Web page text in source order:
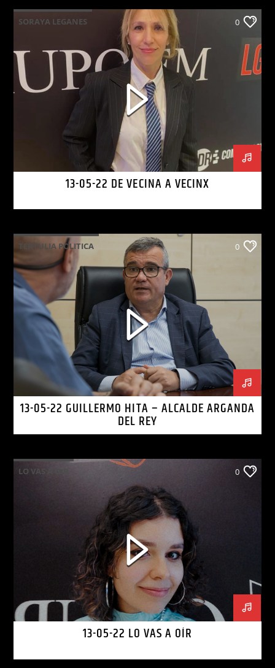
SORAYA LEGANES 0
13-05-22 DE VECINA A VECINX
TERTULIA POLITICA 0
13-05-22 GUILLERMO HITA – ALCALDE ARGANDA
DEL REY
LO VAS A OIR 0
13-05-22 LO VAS A OÍR